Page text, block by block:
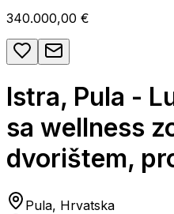
340.000,00 €
Istra, Pula -
sa wellness
dvorištem,
Pula, Hrvatska